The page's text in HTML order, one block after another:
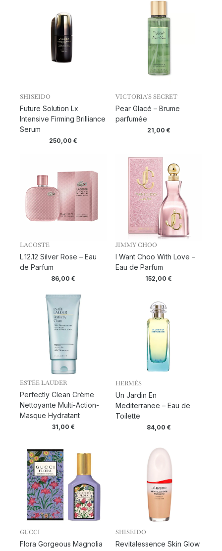
SHISEIDO
Future Solution Lx
Intensive Firming Brilliance
Serum
250,00€
VICTORIA’S SECRET
Pear Glacé – Brume
parfumée
21,00 €
LACOSTE
L.12.12 Silver Rose – Eau
de Parfum
86,00€
JIMMY CHOO
I Want Choo With Love –
Eau de Parfum
152,00€
ESTÉE LAUDER
Perfectly Clean Crème
Nettoyante Multi-Action-
Masque Hydratant
31,00 €
HERMÈS
Un Jardin En
Mediterranee – Eau de
Toilette
84,00 €
GUCCI
Flora Gorgeous Magnolia
SHISEIDO
Revitalessence Skin Glow